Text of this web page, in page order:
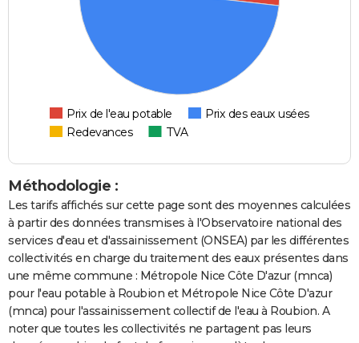
Prix de l'eau potable
Prix des eaux usées
Redevances
TVA
Méthodologie :
Les tarifs affichés sur cette page sont des moyennes calculées
à partir des données transmises à l'Observatoire national des
services d'eau et d'assainissement (ONSEA) par les différentes
collectivités en charge du traitement des eaux présentes dans
une même commune : Métropole Nice Côte D'azur (mnca)
pour l'eau potable à Roubion et Métropole Nice Côte D'azur
(mnca) pour l'assainissement collectif de l'eau à Roubion. A
noter que toutes les collectivités ne partagent pas leurs